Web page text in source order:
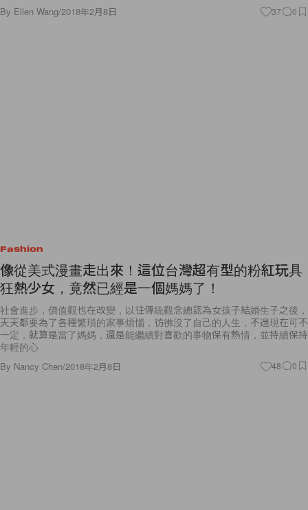
By Ellen Wang/2018年2月8日 37 0
Fashion
像從美式漫畫走出來！這位台灣超有型的粉紅玩具
狂熱少女，竟然已經是一個媽媽了！
社會進步，價值觀也在改變，以往傳統觀念總認為女孩子結婚生子之後，
天天都要為了各種繁瑣的家事煩惱，彷彿沒了自己的人生，不過現在可不
一定，就算是當了媽媽，還是能繼續對喜歡的事物保有熱情，並持續保持
年輕的心
By Nancy Chen/2018年2月8日 48 0